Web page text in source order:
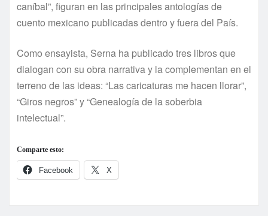
caníbal”, figuran en las principales antologías de
cuento mexicano publicadas dentro y fuera del País.
Como ensayista, Serna ha publicado tres libros que
dialogan con su obra narrativa y la complementan en el
terreno de las ideas: “Las caricaturas me hacen llorar”,
“Giros negros” y “Genealogía de la soberbia
intelectual”.
Comparte esto:
Facebook X